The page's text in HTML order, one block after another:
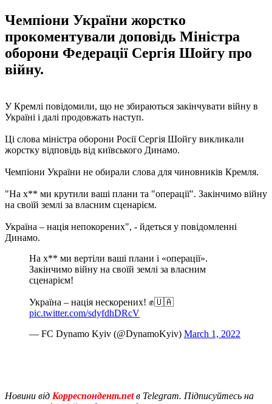
Чемпіони України жорстко
прокоментували доповідь Міністра
оборони Федерації Сергія Шойгу про
війну.
У Кремлі повідомили, що не збираються закінчувати війну в
Україні і далі продовжать наступ.
Ці слова міністра оборони Росії Сергія Шойгу викликали
жорстку відповідь від київського Динамо.
Чемпіони України не обирали слова для чиновників Кремля.
"На х** ми крутили ваші плани та "операції". Закінчимо війну
на своїй землі за власним сценарієм.
Україна – нація непокорених", - йдеться у повідомленні
Динамо.
На х** ми вертіли ваші плани і «операції».
Закінчимо війну на своїй землі за власним
сценарієм!
Україна – нація нескорених! ✊🇺🇦
pic.twitter.com/sdyfdhDRcV
— FC Dynamo Kyiv (@DynamoKyiv) March 1, 2022
Новини від Корреспондент.netв Telegram. Підписуйтесь на